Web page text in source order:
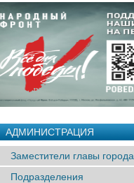
АДМИНИСТРАЦИЯ
Заместители главы города
Подразделения